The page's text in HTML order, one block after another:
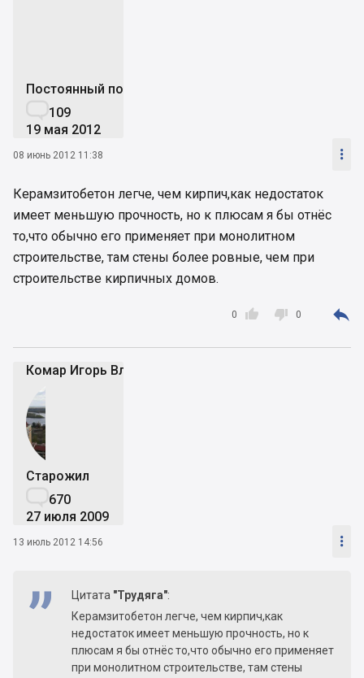
Постоянный пользователь
109
19 мая 2012
08 июнь 2012 11:38 
Керамзитобетон легче, чем кирпич,как недостаток
имеет меньшую прочность, но к плюсам я бы отнёс
то,что обычно его применяет при монолитном
строительстве, там стены более ровные, чем при
строительстве кирпичных домов.

0  0 
Комар Игорь Владимирович
Старожил
670
27 июля 2009
13 июль 2012 14:56 
Цитата "Трудяга":
Керамзитобетон легче, чем кирпич,как
недостаток имеет меньшую прочность, но к
плюсам я бы отнёс то,что обычно его применяет
при монолитном строительстве, там стены